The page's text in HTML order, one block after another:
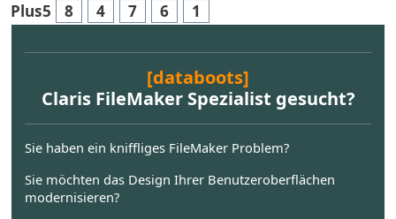
Plus5 8 4 7 6 1
[databoots]
Claris FileMaker Spezialist gesucht?
Sie haben ein kniffliges FileMaker Problem?
Sie möchten das Design Ihrer Benutzeroberflächen
modernisieren?